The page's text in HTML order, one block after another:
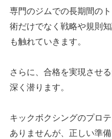
専門のジムでの長期間の
術だけでなく戦略や規則
も触れていきます。
さらに、合格を実現させ
深く潜ります。
キックボクシングのプロ
ありませんが、正しい準